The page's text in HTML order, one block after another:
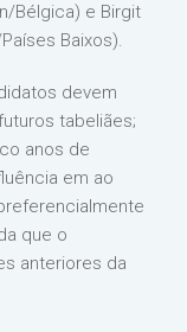
Bélgica) e Birgit
Baixos).
devem
tabeliães;
anos de
em ao
que o
anteriores da